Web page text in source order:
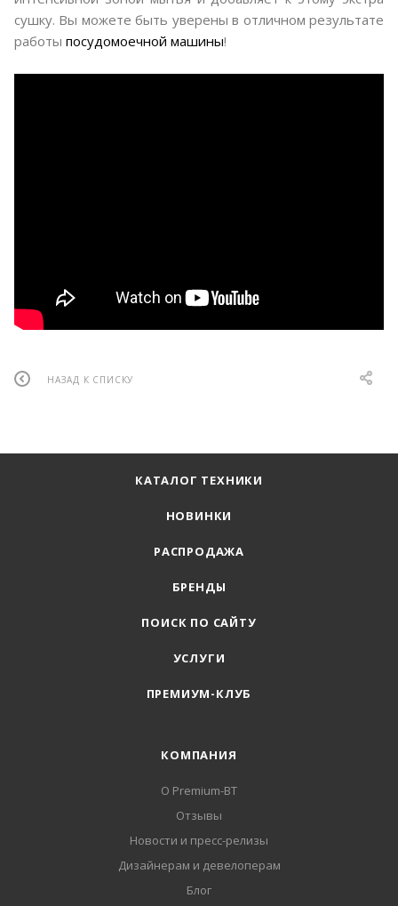
сушку. Вы можете быть уверены в отличном результате
работы посудомоечной машины!
НАЗАД К СПИСКУ
КАТАЛОГ ТЕХНИКИ
НОВИНКИ
РАСПРОДАЖА
БРЕНДЫ
ПОИСК ПО САЙТУ
УСЛУГИ
ПРЕМИУМ-КЛУБ
КОМПАНИЯ
О Premium-BT
Отзывы
Новости и пресс-релизы
Дизайнерам и девелоперам
Блог